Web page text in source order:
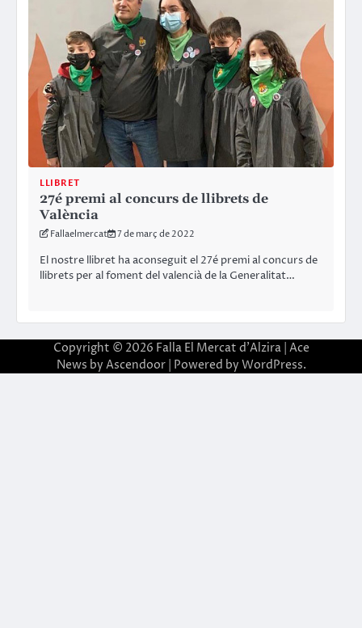
LLIBRET
27é premi al concurs de llibrets de
València
Fallaelmercat 7 de març de 2022
El nostre llibret ha aconseguit el 27é premi al concurs de
llibrets per al foment del valencià de la Generalitat…
Copyright © 2026 Falla El Mercat d'Alzira| Ace
News by Ascendoor| Powered by WordPress.